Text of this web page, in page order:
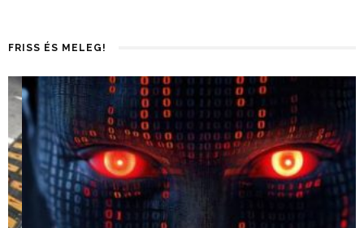
FRISS ÉS MELEG!